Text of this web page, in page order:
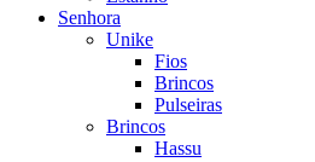
Senhora
Unike
Fios
Brincos
Pulseiras
Brincos
Hassu